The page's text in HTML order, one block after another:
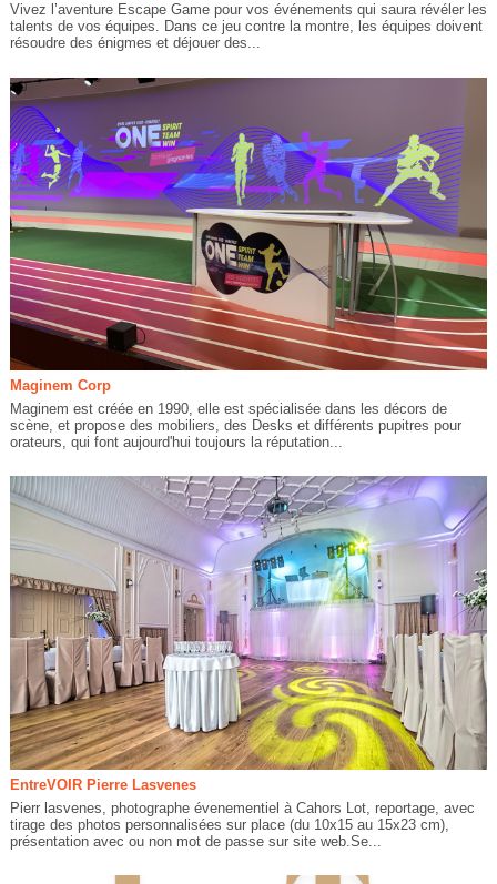
Vivez l’aventure Escape Game pour vos événements qui saura révéler les
talents de vos équipes. Dans ce jeu contre la montre, les équipes doivent
résoudre des énigmes et déjouer des...
Maginem Corp
Maginem est créée en 1990, elle est spécialisée dans les décors de
scène, et propose des mobiliers, des Desks et différents pupitres pour
orateurs, qui font aujourd'hui toujours la réputation...
EntreVOIR Pierre Lasvenes
Pierr lasvenes, photographe évenementiel à Cahors Lot, reportage, avec
tirage des photos personnalisées sur place (du 10x15 au 15x23 cm),
présentation avec ou non mot de passe sur site web.Se...